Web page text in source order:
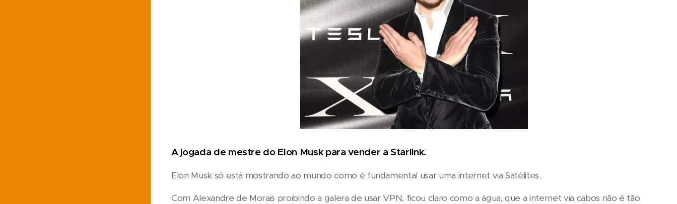
A jogada de mestre do Elon Musk para vender a Starlink.
Elon Musk só está mostrando ao mundo como é fundamental usar uma internet via Satélites.
Com Alexandre de Morais proibindo a galera de usar VPN, ficou claro como a água, que a internet via cabos não é tão